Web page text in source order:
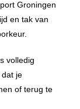
Groningen
en tak van
volledig
dat je
of terug te